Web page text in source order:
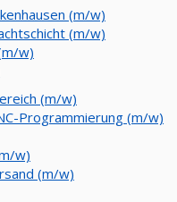
(m/w)
(m/w)
w)
(m/w)
Programmierung (m/w)
w)
(m/w)